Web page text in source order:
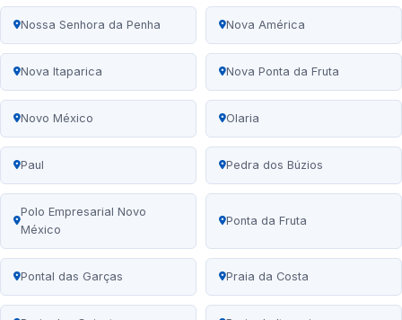
Nossa Senhora da Penha Nova América
Nova Itaparica Nova Ponta da Fruta
Novo México Olaria
Paul Pedra dos Búzios
Polo Empresarial Novo
México
Ponta da Fruta
Pontal das Garças Praia da Costa